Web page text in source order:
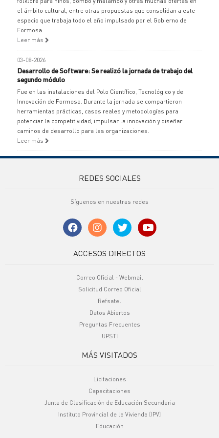
el ámbito cultural, entre otras propuestas que consolidan a este
espacio que trabaja todo el año impulsado por el Gobierno de
Formosa.
Leer más
03-08-2026
Desarrollo de Software: Se realizó la jornada de trabajo del
segundo módulo
Fue en las instalaciones del Polo Científico, Tecnológico y de
Innovación de Formosa. Durante la jornada se compartieron
herramientas prácticas, casos reales y metodologías para
potenciar la competitividad, impulsar la innovación y diseñar
caminos de desarrollo para las organizaciones.
Leer más
REDES SOCIALES
Síguenos en nuestras redes
ACCESOS DIRECTOS
Correo Oficial - Webmail
Solicitud Correo Oficial
Refsatel
Datos Abiertos
Preguntas Frecuentes
UPSTI
MÁS VISITADOS
Licitaciones
Capacitaciones
Junta de Clasificación de Educación Secundaria
Instituto Provincial de la Vivienda (IPV)
Educación